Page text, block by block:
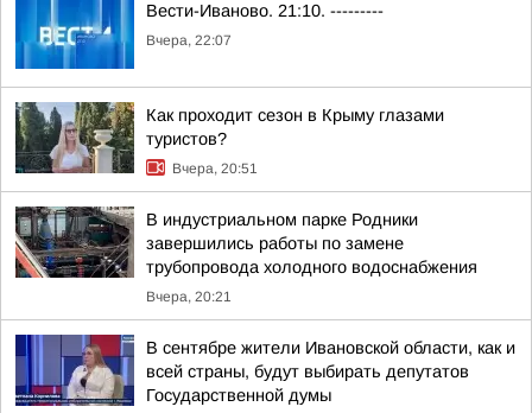
Вести-Иваново. 21:10. ---------
Вчера, 22:07
Как проходит сезон в Крыму глазами
туристов?
Вчера, 20:51
В индустриальном парке Родники
завершились работы по замене
трубопровода холодного водоснабжения
Вчера, 20:21
В сентябре жители Ивановской области, как и
всей страны, будут выбирать депутатов
Государственной думы